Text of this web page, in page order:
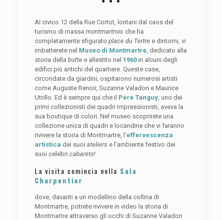
Al civico 12 della Rue Cortot, lontani dal caos del
turismo di massa montmartrois che ha
completamente sfigurato place du Tertree dintorni, vi
imbatterete nel Museo di Montmartre, dedicato alla
storia della buttee allestito nel 1960in alcuni degli
edifici più antichi del quartiere. Queste case,
circondate da giardini, ospitarono numerosi artisti
come Auguste Renoir, Suzanne Valadon e Maurice
Utrillo. Ed è sempre qui che il Père Tanguy, uno dei
primi collezionisti dei quadri impressionisti, aveva la
sua boutique di colori. Nel museo scoprirete una
collezione unica di quadri e locandine che vi faranno
rivivere la storia di Montmartre, l’effervescenza
artistica dei suoi ateliers e l’ambiente festivo dei
suoi celebri cabarets!
La visita comincia nella Sala
Charpentier
dove, davanti a un modellino della collina di
Montmartre, potrete rivivere in video la storia di
Montmartre attraverso gli occhi di Suzanne Valadon